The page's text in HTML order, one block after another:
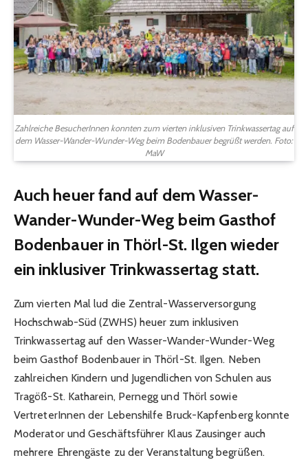
Zahlreiche BesucherInnen konnten zum vierten inklusiven Trinkwassertag auf
dem Wasser-Wander-Wunder-Weg beim Bodenbauer begrüßt werden. Foto:
MaW
Auch heuer fand auf dem Wasser-
Wander-Wunder-Weg beim Gasthof
Bodenbauer in Thörl-St. Ilgen wieder
ein inklusiver Trinkwassertag statt.
Zum vierten Mal lud die Zentral-Wasserversorgung
Hochschwab-Süd (ZWHS) heuer zum inklusiven
Trinkwassertag auf den Wasser-Wander-Wunder-Weg
beim Gasthof Bodenbauer in Thörl-St. Ilgen. Neben
zahlreichen Kindern und Jugendlichen von Schulen aus
Tragöß-St. Katharein, Pernegg und Thörl sowie
VertreterInnen der Lebenshilfe Bruck-Kapfenberg konnte
Moderator und Geschäftsführer Klaus Zausinger auch
mehrere Ehrengäste zu der Veranstaltung begrüßen.